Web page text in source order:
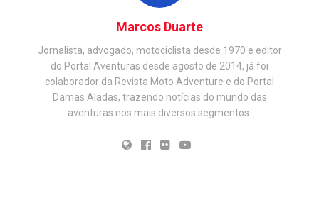
Marcos Duarte
Jornalista, advogado, motociclista desde 1970 e editor
do Portal Aventuras desde agosto de 2014, já foi
colaborador da Revista Moto Adventure e do Portal
Damas Aladas, trazendo notícias do mundo das
aventuras nos mais diversos segmentos.